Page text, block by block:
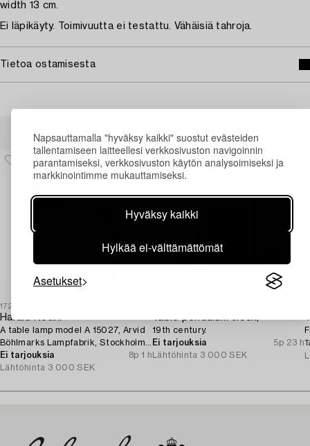
Napsauttamalla "hyväksy kaikki" suostut evästeiden
tallentamiseen laitteellesi verkkosivuston navigoinnin
parantamiseksi, verkkosivuston käytön analysoimiseksi ja
markkinointimme mukauttamiseksi.
Hyväksy kaikki
Hylkää ei-välttämättömät
Asetukset
width 13 cm.
Ei läpikäyty. Toimivuutta ei testattu. Vähäisiä tahroja.
Tietoa ostamisesta
1725145
Harald Notini
A table lamp model A 15027, Arvid
Böhlmarks Lampfabrik, Stockholm,
1930s.
Ei tarjouksia
8p 1 h
Lähtöhinta 3 000 SEK
Table pendulum clock,
19th century.
Ei tarjouksia
5p 23 h
Lähtöhinta 3 000 SEK